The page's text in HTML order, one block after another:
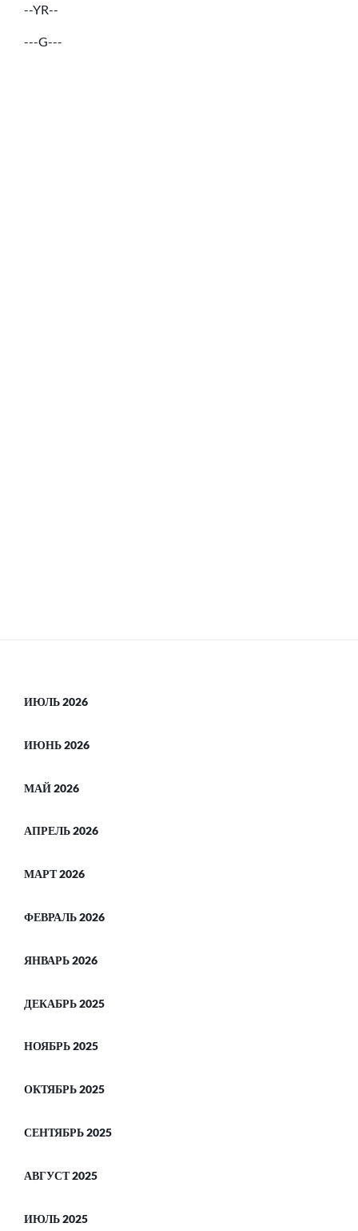
--YR--
---G---
ИЮЛЬ 2026
ИЮНЬ 2026
МАЙ 2026
АПРЕЛЬ 2026
МАРТ 2026
ФЕВРАЛЬ 2026
ЯНВАРЬ 2026
ДЕКАБРЬ 2025
НОЯБРЬ 2025
ОКТЯБРЬ 2025
СЕНТЯБРЬ 2025
АВГУСТ 2025
ИЮЛЬ 2025